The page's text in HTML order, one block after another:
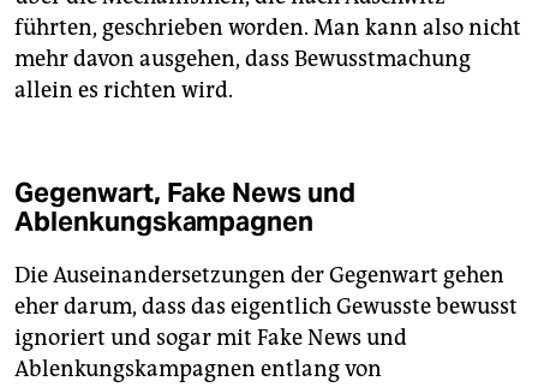
führten, geschrieben worden. Man kann also nicht
mehr davon ausgehen, dass Bewusstmachung
allein es richten wird.
Gegenwart, Fake News und
Ablenkungskampagnen
Die Auseinandersetzungen der Gegenwart gehen
eher darum, dass das eigentlich Gewusste bewusst
ignoriert und sogar mit Fake News und
Ablenkungskampagnen entlang von